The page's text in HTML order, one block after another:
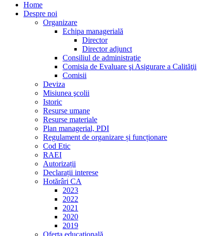
Home
Despre noi
Organizare
Echipa managerială
Director
Director adjunct
Consiliul de administraţie
Comisia de Evaluare şi Asigurare a Calităţii
Comisii
Deviza
Misiunea şcolii
Istoric
Resurse umane
Resurse materiale
Plan managerial, PDI
Regulament de organizare și funcționare
Cod Etic
RAEI
Autorizații
Declarații interese
Hotărâri CA
2023
2022
2021
2020
2019
Oferta educațională